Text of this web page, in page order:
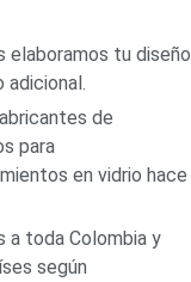
elaboramos tu diseño
adicional.
de
para
en vidrio hace
a toda Colombia y
según